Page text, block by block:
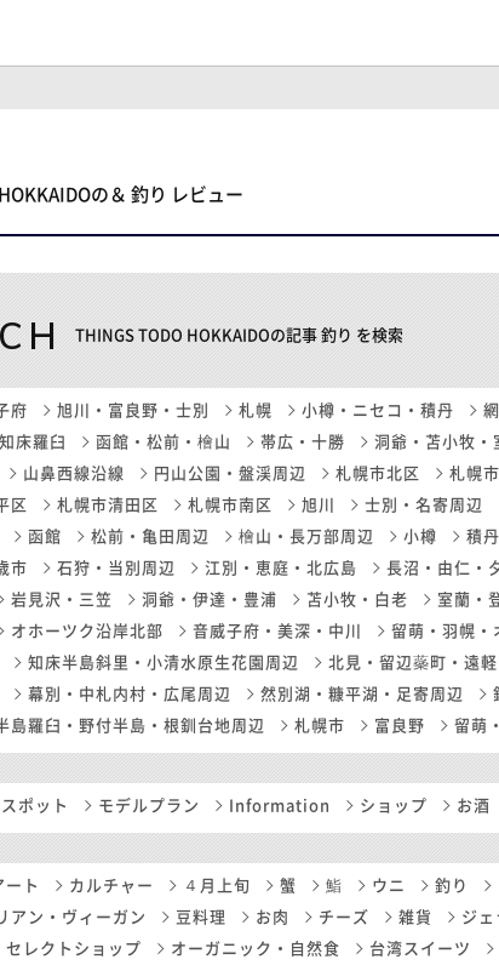
の＆ 釣り レビュー
THINGS TODO HOKKAIDOの記事 釣り を検索
府 旭川・富良野・士別 札幌 小樽・ニセコ・積丹
床羅臼
函館・松前・檜山 帯広・十勝 洞爺・苫小牧・
山鼻西線沿線 円山公園・盤渓周辺 札幌市北区 札幌
区 札幌市清田区 札幌市南区 旭川 士別・名寄周辺
函館 松前・亀田周辺 檜山・長万部周辺 小樽 積
市 石狩・当別周辺 江別・恵庭・北広島 長沼・由仁・
岩見沢・三笠 洞爺・伊達・豊浦 苫小牧・白老 室蘭・
オホーツク沿岸北部 音威子府・美深・中川 留萌・羽幌・
知床半島斜里・小清水原生花園周辺 北見・留辺蘂町・遠
幕別・中札内村・広尾周辺 然別湖・糠平湖・足寄周辺
島羅臼・野付半島・根釧台地周辺 札幌市 富良野 留萌
スポット モデルプラン Information ショップ お酒
ート カルチャー ４月上旬 蟹 鮨 ウニ 釣り
アン・ヴィーガン 豆料理 お肉 チーズ 雑貨 ジェ
セレクトショップ オーガニック・自然食 台湾スイーツ